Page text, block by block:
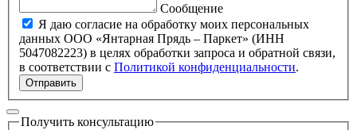
Сообщение
Я даю согласие на обработку моих персональных
данных ООО «Янтарная Прядь – Паркет» (ИНН
5047082223) в целях обработки запроса и обратной связи,
в соответствии с Политикой конфиденциальности.
Отправить
Получить консультацию